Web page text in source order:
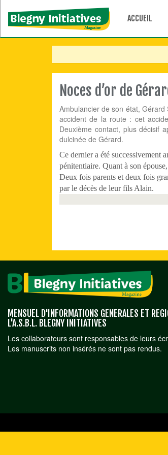
ACCUEIL
Noces d’or de
Ambulancier de son état,
accident de la route : cet
Deuxième contact, plus décisif
dulcinée de Gérard.
Ce dernier a été successivement
pénitentiaire. Quant à son
Deux fois parents et deux fois
par le décès de leur fils Alain.
MENSUEL D'INFORMATIONS GENERALES ET
L'A.S.B.L. BLEGNY INITIATIVES
Les collaborateurs sont responsables de leurs
Les manuscrits non insérés ne sont pas rendus.